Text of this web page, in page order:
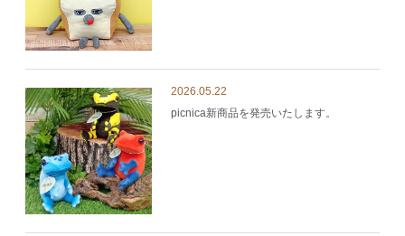
2026.05.22
picnica新商品を発売いたします。